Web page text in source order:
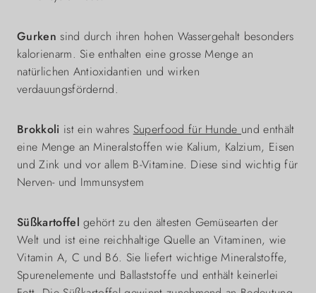
Gurken sind durch ihren hohen Wassergehalt besonders
kalorienarm. Sie enthalten eine grosse Menge an
natürlichen Antioxidantien und wirken
verdauungsfördernd.
Brokkoli ist ein wahres Superfood für Hunde und enthält
eine Menge an Mineralstoffen wie Kalium, Kalzium, Eisen
und Zink und vor allem B-Vitamine. Diese sind wichtig für
Nerven- und Immunsystem
Süßkartoffel gehört zu den ältesten Gemüsearten der
Welt und ist eine reichhaltige Quelle an Vitaminen, wie
Vitamin A, C und B6. Sie liefert wichtige Mineralstoffe,
Spurenelemente und Ballaststoffe und enthält keinerlei